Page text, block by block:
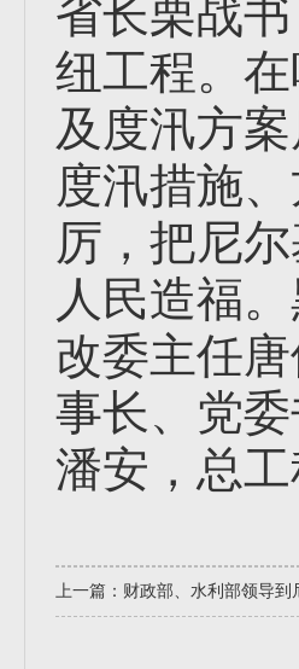
省长栗战
纽工程。
及度汛方
度汛措施
厉，把尼
人民造福
改委主任
事长、党
潘安，总
上一篇： 财政部、水利部领导到